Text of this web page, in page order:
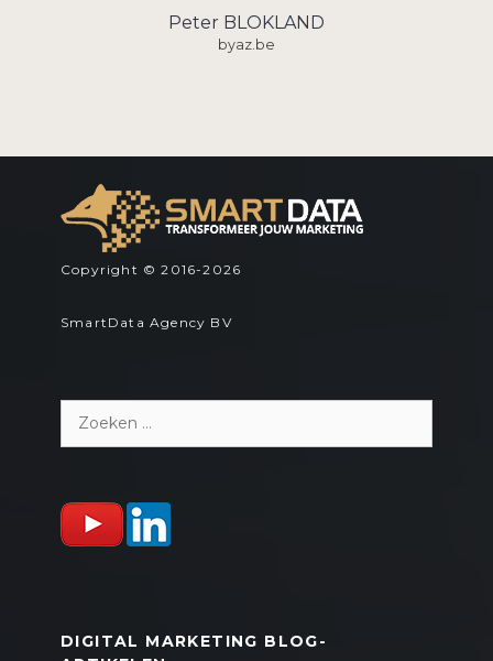
Peter BLOKLAND
byaz.be
Copyright © 2016-2026
SmartData Agency BV
DIGITAL MARKETING BLOG-